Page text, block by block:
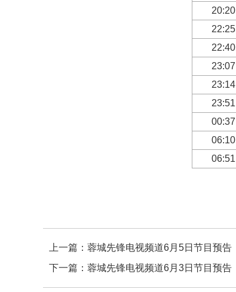
20:20
22:25
22:40
23:07
23:14
23:51
00:37
06:10
06:51
上一篇： 蓉城先锋电视频道6月5日节目预告
下一篇： 蓉城先锋电视频道6月3日节目预告